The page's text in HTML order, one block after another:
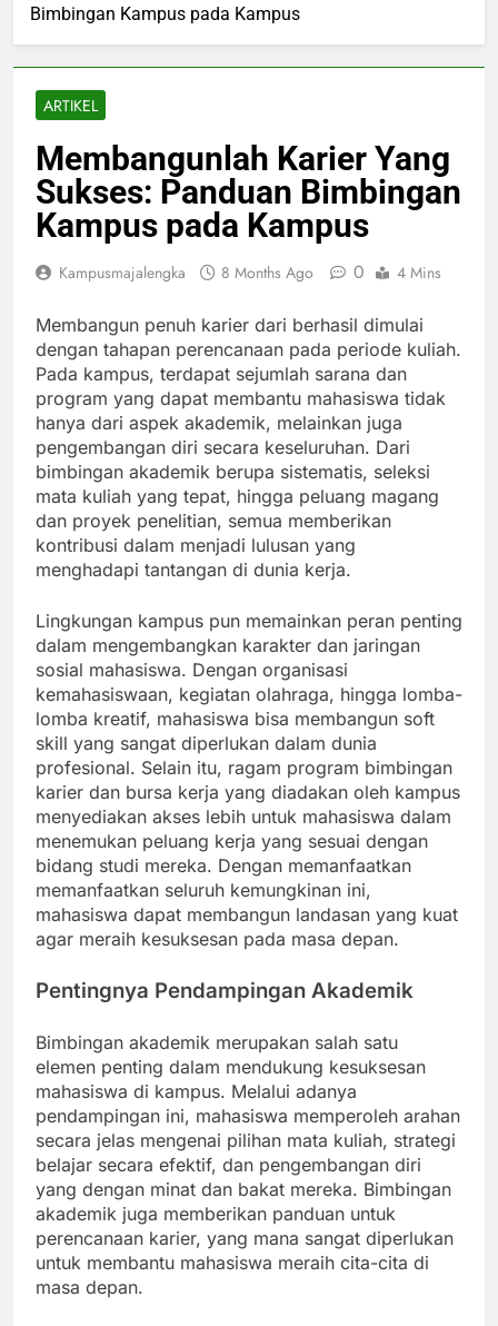
Bimbingan Kampus pada Kampus
ARTIKEL
Membangunlah Karier Yang
Sukses: Panduan Bimbingan
Kampus pada Kampus
Kampusmajalengka 8 Months Ago 0 4 Mins
Membangun penuh karier dari berhasil dimulai
dengan tahapan perencanaan pada periode kuliah.
Pada kampus, terdapat sejumlah sarana dan
program yang dapat membantu mahasiswa tidak
hanya dari aspek akademik, melainkan juga
pengembangan diri secara keseluruhan. Dari
bimbingan akademik berupa sistematis, seleksi
mata kuliah yang tepat, hingga peluang magang
dan proyek penelitian, semua memberikan
kontribusi dalam menjadi lulusan yang
menghadapi tantangan di dunia kerja.
Lingkungan kampus pun memainkan peran penting
dalam mengembangkan karakter dan jaringan
sosial mahasiswa. Dengan organisasi
kemahasiswaan, kegiatan olahraga, hingga lomba-
lomba kreatif, mahasiswa bisa membangun soft
skill yang sangat diperlukan dalam dunia
profesional. Selain itu, ragam program bimbingan
karier dan bursa kerja yang diadakan oleh kampus
menyediakan akses lebih untuk mahasiswa dalam
menemukan peluang kerja yang sesuai dengan
bidang studi mereka. Dengan memanfaatkan
memanfaatkan seluruh kemungkinan ini,
mahasiswa dapat membangun landasan yang kuat
agar meraih kesuksesan pada masa depan.
Pentingnya Pendampingan Akademik
Bimbingan akademik merupakan salah satu
elemen penting dalam mendukung kesuksesan
mahasiswa di kampus. Melalui adanya
pendampingan ini, mahasiswa memperoleh arahan
secara jelas mengenai pilihan mata kuliah, strategi
belajar secara efektif, dan pengembangan diri
yang dengan minat dan bakat mereka. Bimbingan
akademik juga memberikan panduan untuk
perencanaan karier, yang mana sangat diperlukan
untuk membantu mahasiswa meraih cita-cita di
masa depan.